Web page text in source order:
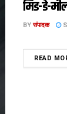
मिड-डे-
BY संपादक
READ